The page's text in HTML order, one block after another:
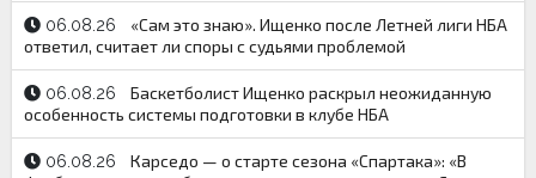
06.08.26
«Сам это знаю». Ищенко после Летней лиги НБА
ответил, считает ли споры с судьями проблемой
06.08.26
Баскетболист Ищенко раскрыл неожиданную
особенность системы подготовки в клубе НБА
06.08.26
Карседо — о старте сезона «Спартака»: «В